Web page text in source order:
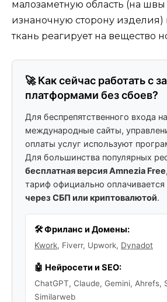
малозаметную область (на
изнаночную сторону изделия)
ткань реагирует на вещество
🚀 Как сейчас работать с
платформами без сбоев?
Для беспрепятственного входа на
международные сайты,
оплаты услуг используют
Для большинства популярных
бесплатная версия Amnezia Free
тариф официально оплачивается
через СБП или криптовалютой.
🛠️ Фриланс и Домены:
Kwork, Fiverr, Upwork, Dynadot
🤖 Нейросети и SEO:
ChatGPT, Claude, Gemini, Ahrefs,
Similarweb